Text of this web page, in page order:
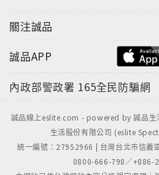
關注誠品
誠品APP
內政部警政署 165全民防騙網
誠品線上eslite.com - powered by 誠品生
生活股份有限公司 (eslite
統一編號：27952966 | 台灣台北市信義
0800-666-798／+886-